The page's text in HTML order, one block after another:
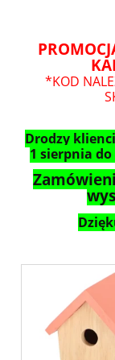
*KOD
Drodzy
1 sierpnia